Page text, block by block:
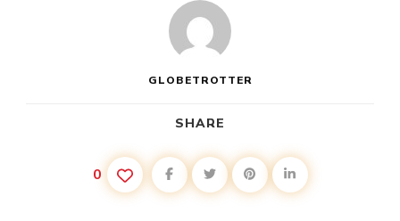
GLOBETROTTER
SHARE
0